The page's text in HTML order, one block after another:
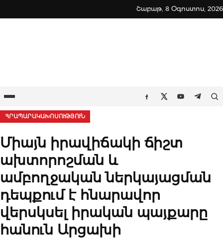
to
Շաբաթ, 8 Օգոստոս, 2026
Ընտրացանկ Facebook
TwitterYoutube
ՀՐԱՊԱՐԱԿԱԽՈՍՈՒԹՅՈՒՆ
Միայն իրավիճակի ճիշտ
ախտորոշման և
ամբողջական ներկայացման
դեպքում է հնարավոր
վերսկսել իրական պայքարը
հանուն Արցախի